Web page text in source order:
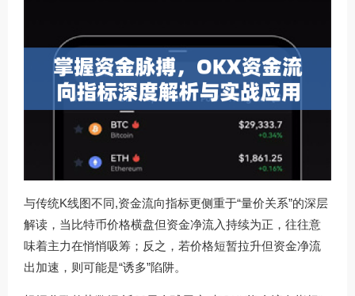
与传统K线图不同,资金流向指标更侧重于“量价关系”的深层
解读，当比特币价格横盘但资金净流入持续为正，往往意
味着主力在悄悄吸筹；反之，若价格短暂拉升但资金净流
出加速，则可能是“诱多”陷阱。